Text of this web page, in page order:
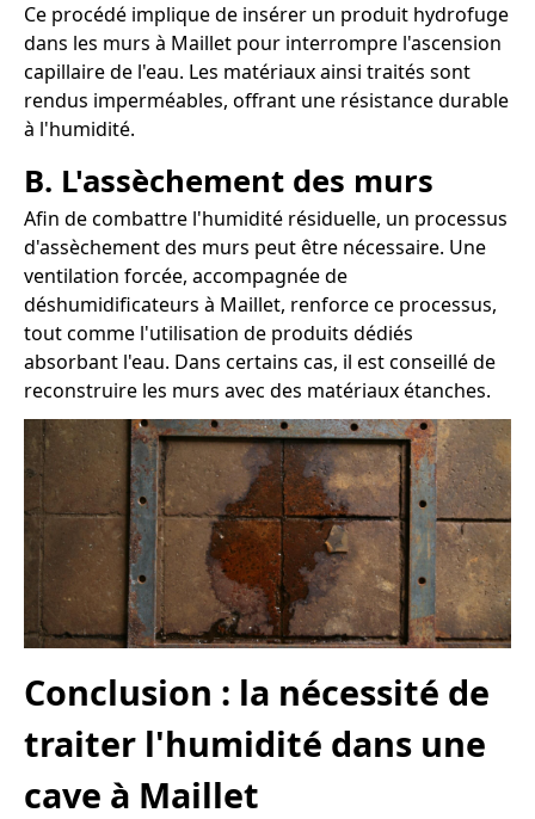
Ce procédé implique de insérer un produit hydrofuge
dans les murs à Maillet pour interrompre l'ascension
capillaire de l'eau. Les matériaux ainsi traités sont
rendus imperméables, offrant une résistance durable
à l'humidité.
B. L'assèchement des murs
Afin de combattre l'humidité résiduelle, un processus
d'assèchement des murs peut être nécessaire. Une
ventilation forcée, accompagnée de
déshumidificateurs à Maillet, renforce ce processus,
tout comme l'utilisation de produits dédiés
absorbant l'eau. Dans certains cas, il est conseillé de
reconstruire les murs avec des matériaux étanches.
Conclusion : la nécessité de
traiter l'humidité dans une
cave à Maillet